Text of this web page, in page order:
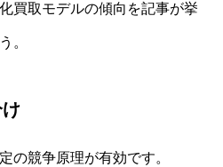
買取モデルの傾向を記事が挙
。
の競争原理が有効です。